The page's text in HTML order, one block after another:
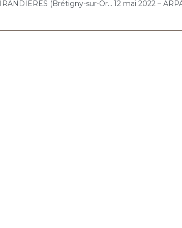
9 mai 2022 – LES GIRANDIERES (Brétigny-sur-Orge) : Atelier « Chantons Ensemble »